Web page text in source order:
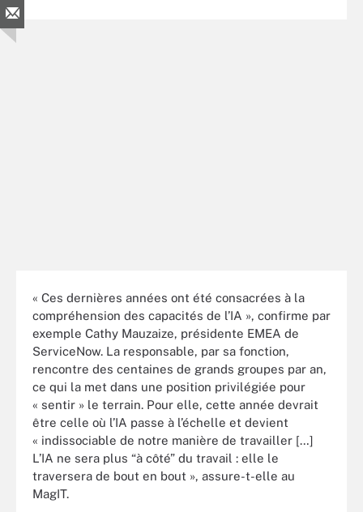
« Ces dernières années ont été consacrées à la
compréhension des capacités de l’IA », confirme par
exemple Cathy Mauzaize, présidente EMEA de
ServiceNow. La responsable, par sa fonction,
rencontre des centaines de grands groupes par an,
ce qui la met dans une position privilégiée pour
« sentir » le terrain. Pour elle, cette année devrait
être celle où l’IA passe à l’échelle et devient
« indissociable de notre manière de travailler […]
L’IA ne sera plus “à côté” du travail : elle le
traversera de bout en bout », assure-t-elle au
MagIT.